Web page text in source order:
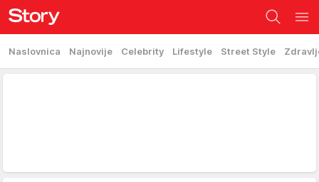
Naslovnica Najnovije Celebrity Lifestyle Street Style